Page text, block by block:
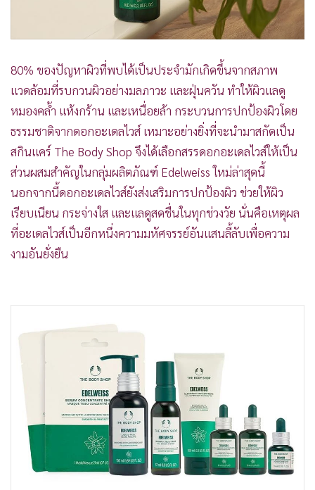
• News1
• Gotomanager
80% ของปัญหาผิวที่พบได้เป็นประจำมักเกิดขึ้นจากสภาพ
แวดล้อมที่รบกวนผิวอย่างมลภาวะ และฝุ่นควัน ทำให้ผิวแลดู
หมองคล้ำ แห้งกร้าน และเหนื่อยล้า กระบวนการปกป้องผิวโดย
ธรรมชาติจากดอกอะเดลไวส์ เหมาะอย่างยิ่งที่จะนำมาสกัดเป็น
สกินแคร์ The Body Shop จึงได้เลือกสรรดอกอะเดลไวส์ให้เป็น
ส่วนผสมสำคัญในกลุ่มผลิตภัณฑ์ Edelweiss ใหม่ล่าสุดนี้
นอกจากนี้ดอกอะเดลไวส์ยังส่งเสริมการปกป้องผิว ช่วยให้ผิว
เรียบเนียน กระจ่างใส และแลดูสดชื่นในทุกช่วงวัย นั่นคือเหตุผล
ที่อะเดลไวส์เป็นอีกหนึ่งความมหัศจรรย์อันแสนลี้ลับเพื่อความ
งามอันยั่งยืน